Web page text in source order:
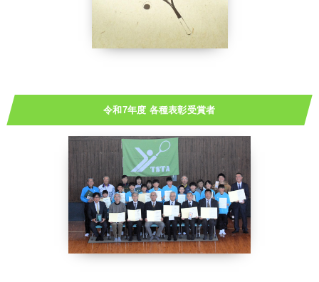
令和7年度 各種表彰受賞者